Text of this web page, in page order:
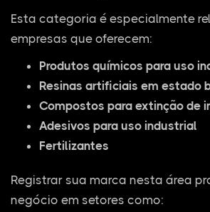
Esta categoria é especialmente
empresas que oferecem:
Produtos químicos para uso
Resinas artificiais em estado
Compostos para extinção de
Adesivos para uso industrial
Fertilizantes
Registrar sua marca nesta área
negócio em setores como: